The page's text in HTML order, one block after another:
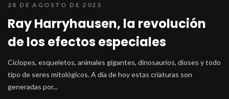
28 DE AGOSTO DE 2023
Ray Harryhausen, la revolución
de los efectos especiales
Cíclopes, esqueletos, animales gigantes, dinosaurios, dioses y todo
tipo de seres mitológicos. A día de hoy estas criaturas son
generadas por...